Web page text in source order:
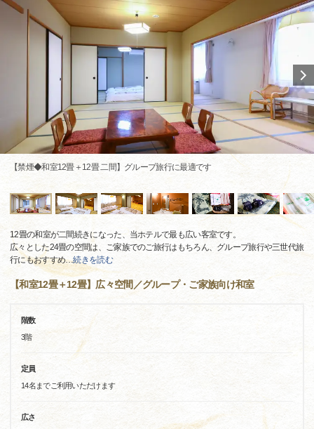
【禁煙◆和室12畳＋12畳 二間】グループ旅行に最適です
12畳の和室が二間続きになった、当ホテルで最も広い客室です。
広々とした24畳の空間は、ご家族でのご旅行はもちろん、グループ旅行や三世代旅
行にもおすすめ…続きを読む
【和室12畳＋12畳】広々空間／グループ・ご家族向け和室
階数
3階
定員
14名までご利用いただけます
広さ